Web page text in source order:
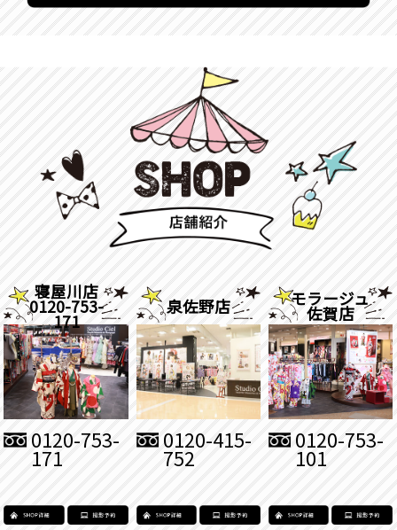
寝屋川店
0120-753-
171
0120-753-
171
泉佐野店
0120-415-
752
モラージュ
佐賀店
0120-753-
101